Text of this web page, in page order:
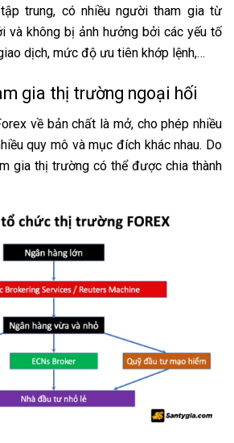
trung, có nhiều người tham gia từ
và không bị ảnh hưởng bởi các yếu tố
dịch, mức độ ưu tiên khớp lệnh,…
gia thị trường ngoại hối
về bản chất là mở, cho phép nhiều
quy mô và mục đích khác nhau. Do
gia thị trường có thể được chia thành